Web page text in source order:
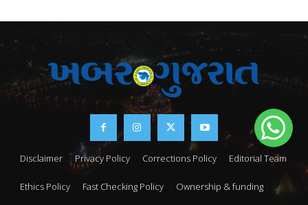
Disclaimer Privacy Policy Corrections Policy Editorial Team
Ethics Policy Fast Checking Policy Ownership & funding